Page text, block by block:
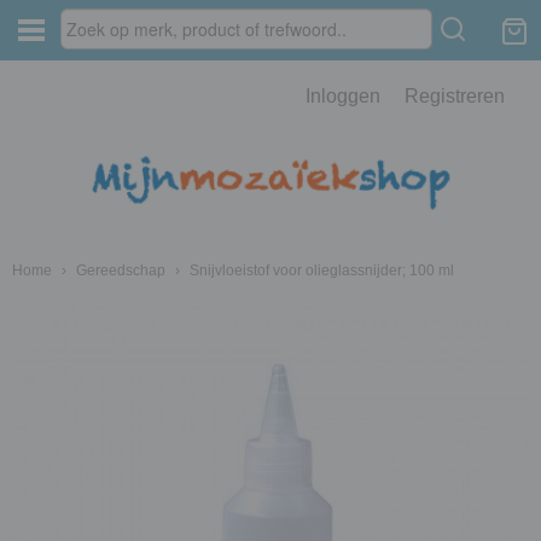
Inloggen Registreren
Home › Gereedschap › Snijvloeistof voor olieglassnijder; 100 ml